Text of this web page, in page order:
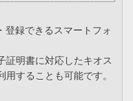
登録できるスマートフォ
証明書に対応したキオス
することも可能です。